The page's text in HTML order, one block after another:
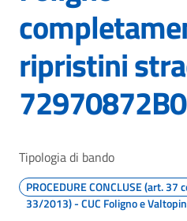
ripristini
72970872B0
Tipologia di bando
PROCEDURE CONCLUSE (art.
33/2013) - CUC Foligno e